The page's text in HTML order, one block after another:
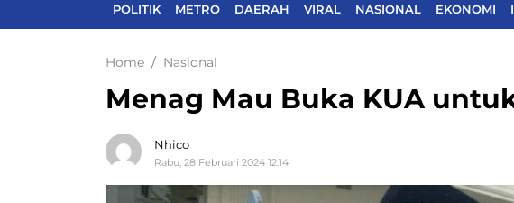
POLITIK METRO DAERAH VIRAL NASIONAL EKONOMI
Home Nasional
Menag Mau Buka KUA
Nhico
Rabu, 28 Februari 2024 12:14